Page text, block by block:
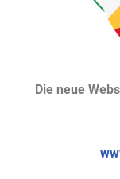
Die neue